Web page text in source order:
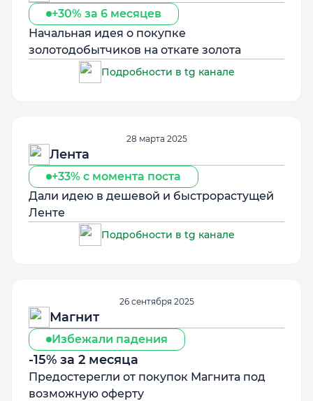
+30% за 6 месяцев
Начальная идея о покупке
золотодобытчиков на откате золота
Подробности в tg канале
28 марта 2025
Лента
+33% с момента поста
Дали идею в дешевой и быстрорастущей
Ленте
Подробности в tg канале
26 сентября 2025
Магнит
Избежали падения
-15% за 2 месяца
Предостерегли от покупок Магнита под
возможную оферту